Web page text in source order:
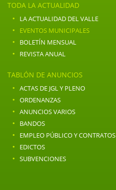
TODA LA ACTUALIDAD
· LA ACTUALIDAD DEL VALLE
· EVENTOS MUNICIPALES
· BOLETÍN MENSUAL
· REVISTA ANUAL
TABLÓN DE ANUNCIOS
· ACTAS DE JGL Y PLENO
· ORDENANZAS
· ANUNCIOS VARIOS
· BANDOS
· EMPLEO PÚBLICO Y CONTRATOS
· EDICTOS
· SUBVENCIONES